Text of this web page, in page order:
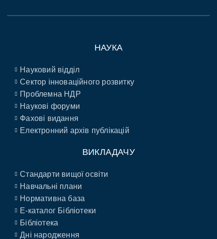
НАУКА
Науковий відділ
Сектор інноваційного розвитку
Проблемна НДР
Наукові форуми
Фахові видання
Електронний архів публікацій
ВИКЛАДАЧУ
Стандарти вищої освіти
Навчальні плани
Нормативна база
E-каталог Бібліотеки
Бібліотека
Дні народження